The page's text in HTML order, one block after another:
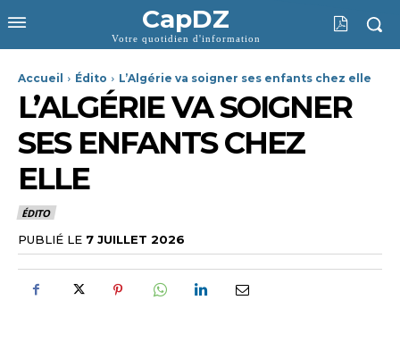
CapDZ
Votre quotidien d'information
Accueil Édito L’Algérie va soigner ses enfants chez elle
L’ALGÉRIE VA SOIGNER
SES ENFANTS CHEZ
ELLE
ÉDITO
PUBLIÉ LE 7 JUILLET 2026